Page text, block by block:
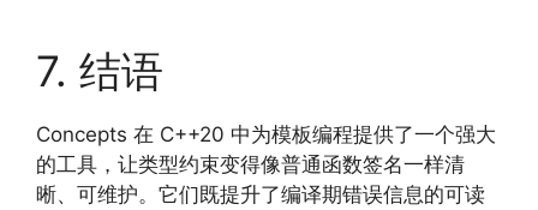
7. 结语
Concepts 在 C++20 中为模板编程提供了一个强大
的工具，让类型约束变得像普通函数签名一样清
晰、可维护。它们既提升了编译期错误信息的可读